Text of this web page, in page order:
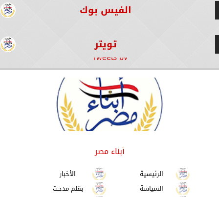
الفيس بوك
تويتر
Tweets by
أبناء مصر
الرئيسية
الأخبار
السياسة
بقلم مدحت